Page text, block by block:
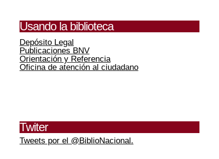
Usando la biblioteca
Depósito Legal
Publicaciones BNV
Orientación y Referencia
Oficina de atención al ciudadano
Twiter
Tweets por el @BiblioNacional.